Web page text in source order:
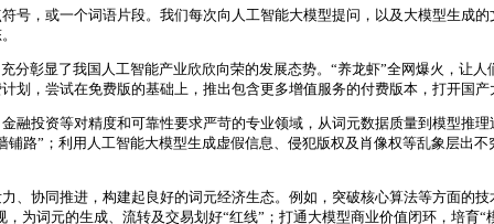
号，或一个词语片段。我们每次向人工智能大模型提问，以及大模型生成
彰显了我国人工智能产业欣欣向荣的发展态势。“养龙虾”全网爆火，让
划，尝试在免费版的基础上，推出包含更多增值服务的付费版本，打开国
投资等对精度和可靠性要求严苛的专业领域，从词元数据质量到模型推
路”；利用人工智能大模型生成虚假信息、侵犯版权及肖像权等乱象层出
、协同推进，构建起良好的词元经济生态。例如，突破核心算法等方面的
为词元的生成、流转及交易划好“红线”；打通大模型商业价值闭环，培育